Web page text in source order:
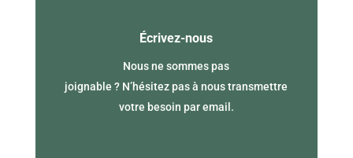
Écrivez-nous
Nous ne sommes pas
joignable ? N’hésitez pas à nous transmettre
votre besoin par email.